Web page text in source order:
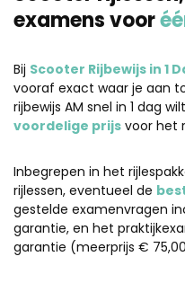
examens voor
Bij Scooter Rijbewijs in 1
vooraf exact waar je aan
rijbewijs AM snel in 1 dag
voordelige prijs voor het
Inbegrepen in het
rijlessen, eventueel de
gestelde examenvragen
garantie, en het
garantie (meerprijs €